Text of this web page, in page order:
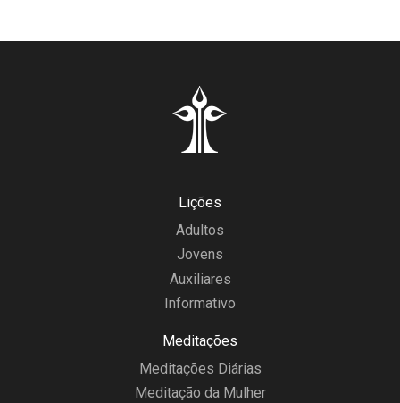
Lições
Adultos
Jovens
Auxiliares
Informativo
Meditações
Meditações Diárias
Meditação da Mulher